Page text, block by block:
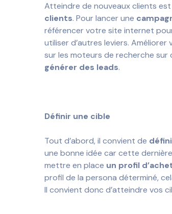
Atteindre de nouveaux clients
clients. Pour lancer une
référencer votre site internet
utiliser d’autres leviers. Améliorer
sur les moteurs de recherche sur
générer des leads.
Définir une cible
Tout d’abord, il convient de
une bonne idée car cette
mettre en place un profil
profil de la persona déterminé,
Il convient donc d’atteindre vos